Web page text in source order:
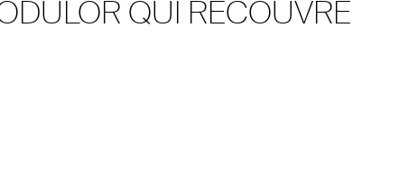
QUI RECOUVRE